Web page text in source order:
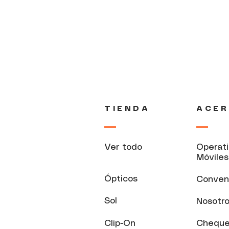
TIENDA
Ver todo
Ópticos
Sol
Clip-On
Móviles